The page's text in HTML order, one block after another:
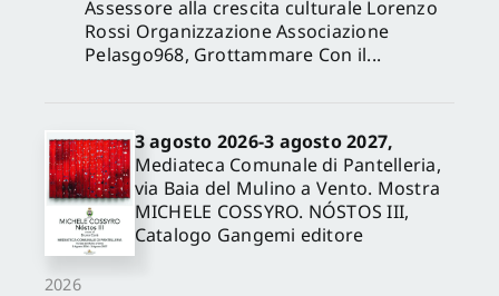
Assessore alla crescita culturale Lorenzo
Rossi Organizzazione Associazione
Pelasgo968, Grottammare Con il...
2026
3 agosto 2026-3 agosto 2027,
Mediateca Comunale di Pantelleria,
via Baia del Mulino a Vento. Mostra
MICHELE COSSYRO. NÓSTOS III,
Catalogo Gangemi editore